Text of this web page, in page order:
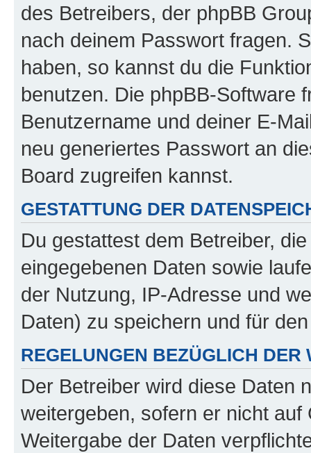
des Betreibers, der phpBB
nach deinem Passwort fragen.
haben, so kannst du die
benutzen. Die phpBB-Software
Benutzername und deiner E-
neu generiertes Passwort an
Board zugreifen kannst.
GESTATTUNG DER
Du gestattest dem Betreiber,
eingegebenen Daten sowie
der Nutzung, IP-Adresse und
Daten) zu speichern und für
REGELUNGEN BEZÜGLICH DER
Der Betreiber wird diese Daten
weitergeben, sofern er nicht
Weitergabe der Daten